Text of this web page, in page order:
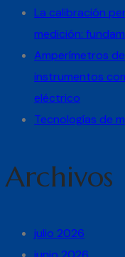
La calibración
medición:
Amperímetros
instrumentos
eléctrico
Tecnologías de
Archivos
julio 2026